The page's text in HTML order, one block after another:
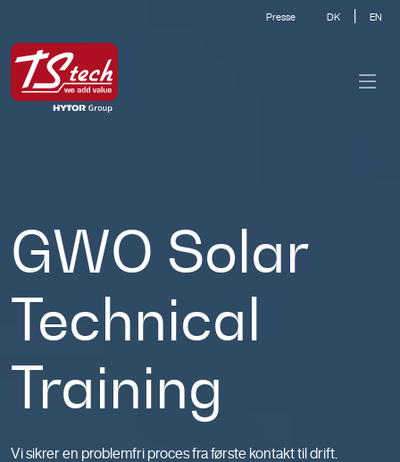
Presse DK EN
GWO Solar
Technical
Training
Vi sikrer en problemfri proces fra første kontakt til drift.